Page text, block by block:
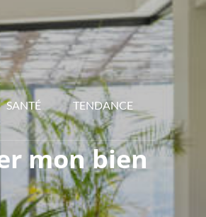
SANTÉ TENDANCE
mon bien